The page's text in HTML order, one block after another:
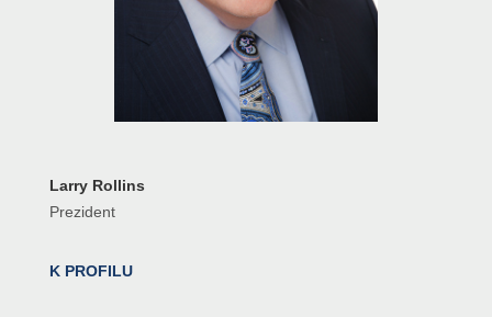
Larry Rollins
Prezident
K PROFILU